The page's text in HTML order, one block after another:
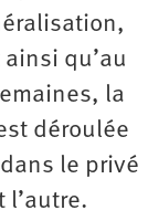
qu’au
la
déroulée
le privé
l’autre.